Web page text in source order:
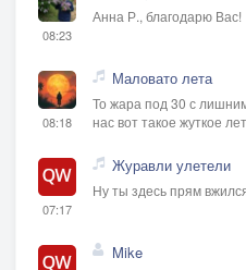
08:23
Анна Р., благодарю Вас!
08:18
Маловато лета
То жара под 30 с
нас вот такое жуткое
07:17
Журавли улетели
Ну ты здесь прям
Mike